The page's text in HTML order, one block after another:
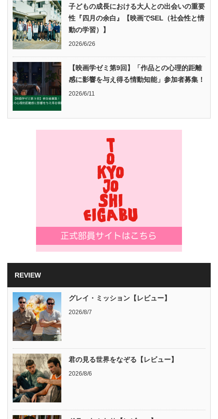
子どもの成長における大人との出会いの重要
性『四月の余白』【映画でSEL（社会性と情
動の学習）】
2026/6/26
【映画学ゼミ第9回】「作品との心理的距離
感に影響を与え得る情動知能」参加者募集！
2026/6/11
REVIEW
グレイ・ミッション【レビュー】
2026/8/7
君の見る世界をなぞる【レビュー】
2026/8/6